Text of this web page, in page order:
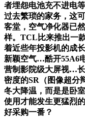
者埋怨电池充不进电
过去繁琐的家务，这
客堂，空气净化器已
样。TCL比来推出一
着近些年投影机的成
新颖空气…酷开55A6
营制影院级大屏视…
密度的SR（图像超分
冬大降温，而是是卧
使用才能发生更猛烈
好采购一番？